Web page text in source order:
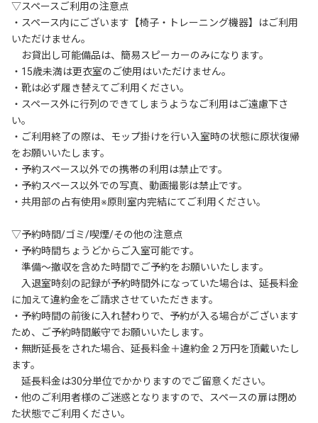
▽スペースご利用の注意点
・スペース内にございます【椅子・トレーニング機器】はご利用
いただけません。
お貸出し可能備品は、簡易スピーカーのみになります。
・15歳未満は更衣室のご使用はいただけません。
・靴は必ず履き替えてご利用ください。
・スペース外に行列のできてしまうようなご利用はご遠慮下さ
い。
・ご利用終了の際は、モップ掛けを行い入室時の状態に原状復帰
をお願いいたします。
・予約スペース以外での携帯の利用は禁止です。
・予約スペース以外での写真、動画撮影は禁止です。
・共用部の占有使用※原則室内完結にてご利用ください。
▽予約時間/ゴミ/喫煙/その他の注意点
・予約時間ちょうどからご入室可能です。
準備～撤収を含めた時間でご予約をお願いいたします。
入退室時刻の記録が予約時間外になっていた場合は、延長料金
に加えて違約金をご請求させていただきます。
・予約時間の前後に入れ替わりで、予約が入る場合がございます
ため、ご予約時間厳守でお願いいたします。
・無断延長をされた場合、延長料金＋違約金２万円を頂戴いたし
ます。
延長料金は30分単位でかかりますのでご留意ください。
・他のご利用者様のご迷惑となりますので、スペースの扉は閉め
た状態でご利用ください。